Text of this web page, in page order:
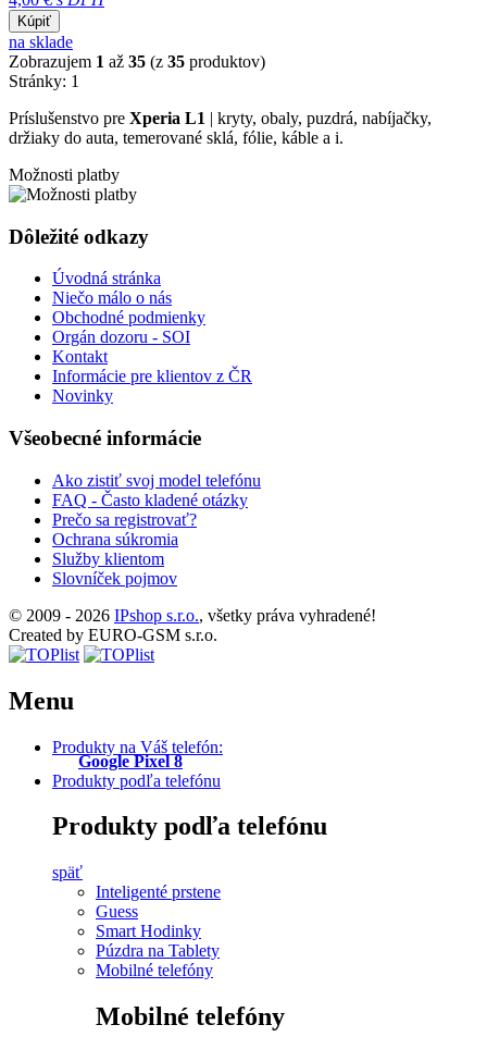
Kúpiť
na sklade
Zobrazujem 1 až 35 (z 35 produktov)
Stránky: 1
Príslušenstvo pre Xperia L1 | kryty, obaly, puzdrá, nabíjačky,
držiaky do auta, temerované sklá, fólie, káble a i.
Možnosti platby
Dôležité odkazy
Úvodná stránka
Niečo málo o nás
Obchodné podmienky
Orgán dozoru - SOI
Kontakt
Informácie pre klientov z ČR
Novinky
Všeobecné informácie
Ako zistiť svoj model telefónu
FAQ - Často kladené otázky
Prečo sa registrovať?
Ochrana súkromia
Služby klientom
Slovníček pojmov
© 2009 - 2026 IPshop s.r.o., všetky práva vyhradené!
Created by EURO-GSM s.r.o.
Menu
Produkty na Váš telefón:
Google Pixel 8
Produkty podľa telefónu
Produkty podľa telefónu
späť
Inteligenté prstene
Guess
Smart Hodinky
Púzdra na Tablety
Mobilné telefóny
Mobilné telefóny